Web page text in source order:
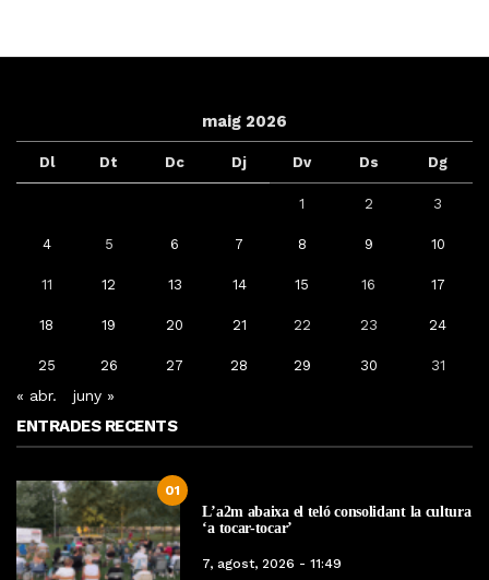
maig 2026
Dl Dt Dc Dj Dv Ds Dg
1 2 3
4 5 6 7 8 9 10
11 12 13 14 15 16 17
18 19 20 21 22 23 24
25 26 27 28 29 30 31
« abr. juny »
ENTRADES RECENTS
01
L’a2m abaixa el teló consolidant la cultura
‘a tocar-tocar’
7, agost, 2026 - 11:49